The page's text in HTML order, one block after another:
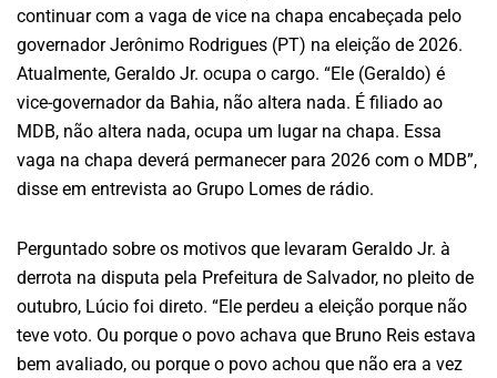
continuar com a vaga de vice na chapa encabeçada pelo
governador Jerônimo Rodrigues (PT) na eleição de 2026.
Atualmente, Geraldo Jr. ocupa o cargo. “Ele (Geraldo) é
vice-governador da Bahia, não altera nada. É filiado ao
MDB, não altera nada, ocupa um lugar na chapa. Essa
vaga na chapa deverá permanecer para 2026 com o MDB”,
disse em entrevista ao Grupo Lomes de rádio.
Perguntado sobre os motivos que levaram Geraldo Jr. à
derrota na disputa pela Prefeitura de Salvador, no pleito de
outubro, Lúcio foi direto. “Ele perdeu a eleição porque não
teve voto. Ou porque o povo achava que Bruno Reis estava
bem avaliado, ou porque o povo achou que não era a vez